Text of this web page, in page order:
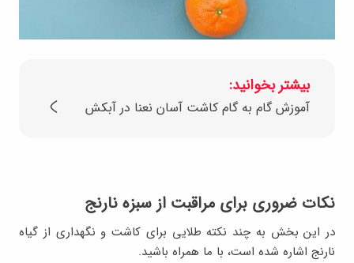
بیشتر بخوانید:
آموزش گام به گام کاشت آسان نعنا در آبکش
نکات ضروری برای مراقبت از سبزه نارنج
در این بخش به چند نکته طلایی برای کاشت و نگهداری از گیاه
نارنج اشاره شده است، با ما همراه باشید.